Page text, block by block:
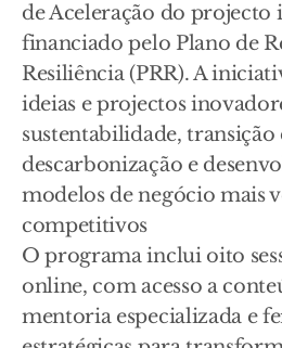
de Aceleração do projecto
financiado pelo Plano de
Resiliência (PRR). A
ideias e projectos
sustentabilidade,
descarbonização e
modelos de negócio mais
competitivos
O programa inclui oito
online, com acesso a
mentoria especializada e